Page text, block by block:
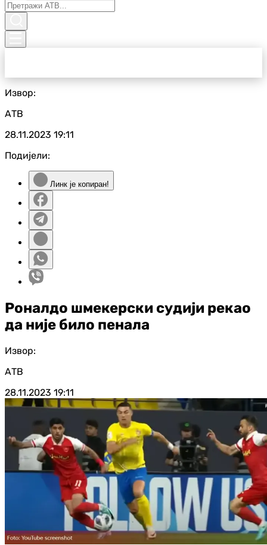
Извор:
АТВ
28.11.2023 19:11
Подијели:
Линк је копиран!
Роналдо шмекерски судији рекао
да није било пенала
Извор:
АТВ
28.11.2023 19:11